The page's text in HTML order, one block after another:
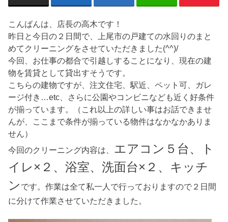
こんばんは、店長の高木です！
昨日と今日の２日間で、上尾市の戸建ての水回りのまと
めてクリーニングをさせていただきました(^^)/
今回、お仕事の都合で引越しすることになり、現在の建
物を賃貸として貸出すそうです。
こちらの建物ですが、注文住宅、駅近、ペット可、ガレ
ージ付き…etc、さらに公園やコンビニなども近く好条件
が揃っています。（これ以上の詳しい事はお話できませ
んが、ここまで条件が揃っている物件はなかなかありま
せん）
今回のクリーニング内容は、 エアコン５台、ト
イレ×２、浴室、洗面台×２、キッチ
ン です。作業は全て私一人で行っておりますので２日間
に分けて作業させていただきました。